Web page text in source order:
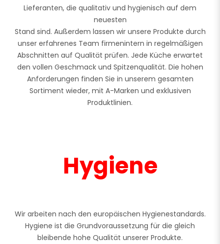
Lieferanten, die qualitativ und hygienisch auf dem
neuesten
Stand sind. Außerdem lassen wir unsere Produkte durch
unser erfahrenes Team firmenintern in regelmäßigen
Abschnitten auf Qualität prüfen. Jede Küche erwartet
den vollen Geschmack und Spitzenqualität. Die hohen
Anforderungen finden Sie in unserem gesamten
Sortiment wieder, mit A-Marken und exklusiven
Produktlinien.
Hygiene
Wir arbeiten nach den europäischen Hygienestandards.
Hygiene ist die Grundvoraussetzung für die gleich
bleibende hohe Qualität unserer Produkte.